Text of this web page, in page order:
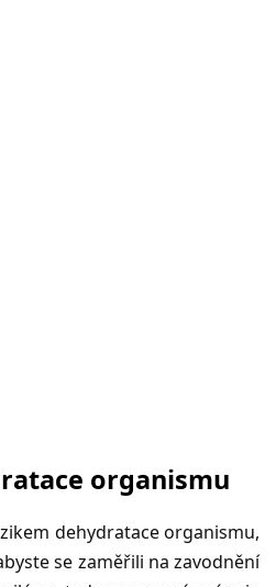
organismu
dehydratace organismu,
se zaměřili na zavodnění